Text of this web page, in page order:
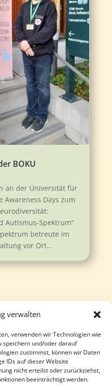
verwalten
verwenden wir Technologien wie
speichern und/oder darauf
zustimmst, können wir Daten
IDs auf dieser Website
nicht erteilst oder zurückziehst,
beeinträchtigt werden.
BOKU
an der Universität für
Days zum
Autismus-Spektrum“
betreute im
vor Ort...
Follow